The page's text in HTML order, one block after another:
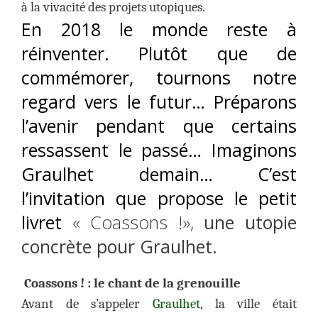
à la vivacité des projets utopiques.
En 2018 le monde reste à
réinventer. Plutôt que de
commémorer, tournons notre
regard vers le futur… Préparons
l’avenir pendant que certains
ressassent le passé… Imaginons
Graulhet demain… C’est
l’invitation que propose le petit
livret « Coassons !», une utopie
concrète pour Graulhet.
Coassons ! : le chant de la grenouille
Avant de s’appeler Graulhet, la ville était